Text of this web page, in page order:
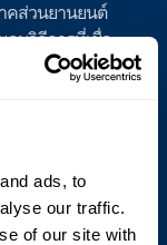
ads, to
our traffic.
of our site with
คส่วนยานยนต์
บวิธีการที่เชื่อ
ชิ้นส่วนยานยนต์ที่
นยนต์ของคุณจะ
ง